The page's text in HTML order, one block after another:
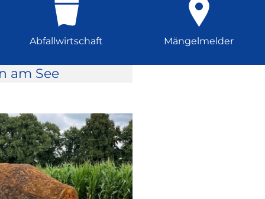
Abfallwirtschaft Mängelmelder
am See